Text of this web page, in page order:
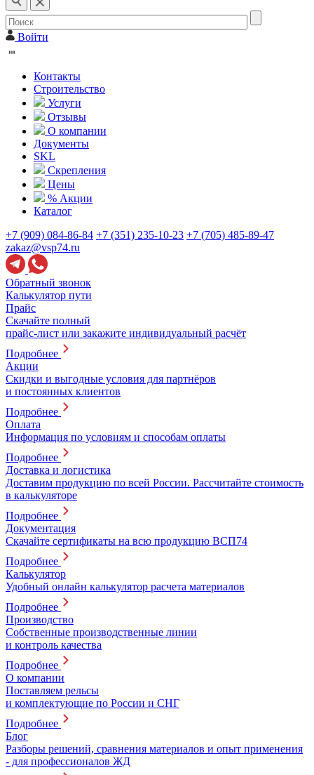
Войти
Контакты
Строительство
Услуги
Отзывы
О компании
Документы
SKL
Скрепления
Цены
% Акции
Каталог
+7 (909) 084-86-84 +7 (351) 235-10-23 +7 (705) 485-89-47
zakaz@vsp74.ru
Обратный звонок
Калькулятор пути
Прайс
Скачайте полный
прайс-лист или закажите индивидуальный расчёт
Подробнее
Акции
Скидки и выгодные условия для партнёров
и постоянных клиентов
Подробнее
Оплата
Информация по условиям и способам оплаты
Подробнее
Доставка и логистика
Доставим продукцию по всей России. Рассчитайте стоимость
в калькуляторе
Подробнее
Документация
Скачайте сертификаты на всю продукцию ВСП74
Подробнее
Калькулятор
Удобный онлайн калькулятор расчета материалов
Подробнее
Производство
Собственные производственные линии
и контроль качества
Подробнее
О компании
Поставляем рельсы
и комплектующие по России и СНГ
Подробнее
Блог
Разборы решений, сравнения материалов и опыт применения
- для профессионалов ЖД